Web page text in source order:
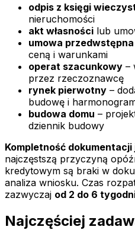
odpis z księgi
nieruchomości
akt własności lub
umowa przedwstępna
ceną i warunkami
operat szacunkowy –
przez rzeczoznawcę
rynek pierwotny –
budowę i
budowa domu –
dziennik budowy
Kompletność
najczęstszą przyczyną
kredytowym są braki w
analiza wniosku. Czas
zazwyczaj od 2 do 6
Najczęściej